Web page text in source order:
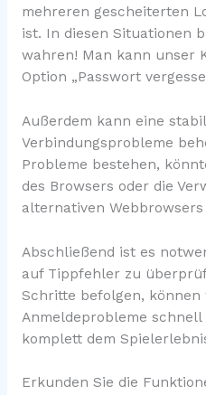
mehreren gescheiterten
ist. In diesen Situationen
wahren! Man kann unser
Option „Passwort
Außerdem kann eine
Verbindungsprobleme
Probleme bestehen,
des Browsers oder die
alternativen
Abschließend ist es
auf Tippfehler zu
Schritte befolgen, können
Anmeldeprobleme
komplett dem
Erkunden Sie die